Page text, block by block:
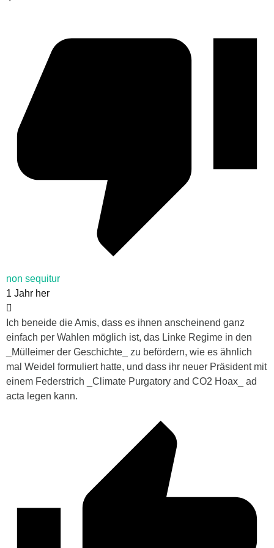
non sequitur
1 Jahr her
Ich beneide die Amis, dass es ihnen anscheinend ganz
einfach per Wahlen möglich ist, das Linke Regime in den
_Mülleimer der Geschichte_ zu befördern, wie es ähnlich
mal Weidel formuliert hatte, und dass ihr neuer Präsident mit
einem Federstrich _Climate Purgatory and CO2 Hoax_ ad
acta legen kann.